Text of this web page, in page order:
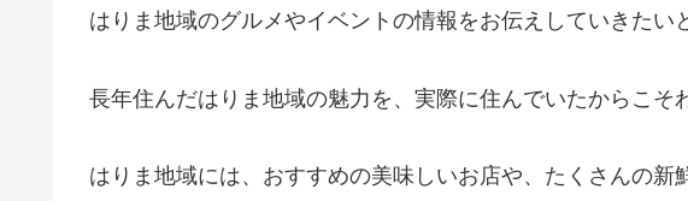
はりま地域のグルメやイベントの情報をお伝えしていきたい
長年住んだはりま地域の魅力を、実際に住んでいたからこそ
はりま地域には、 おすすめの美味しいお店や、たくさんの